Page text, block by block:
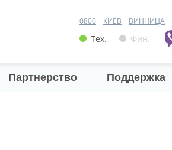
0800 КИЕВ ВИННИЦА
Тех. Фин.
Партнерство Поддержка